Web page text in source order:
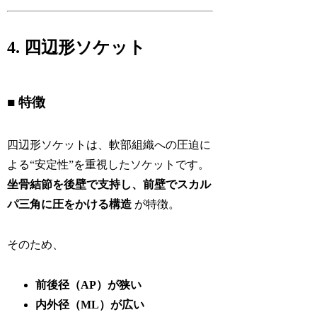
4. 四辺形ソケット
■ 特徴
四辺形ソケットは、軟部組織への圧迫に
よる“安定性”を重視したソケットです。
坐骨結節を後壁で支持し、前壁でスカル
パ三角に圧をかける構造 が特徴。
そのため、
前後径（AP）が狭い
内外径（ML）が広い